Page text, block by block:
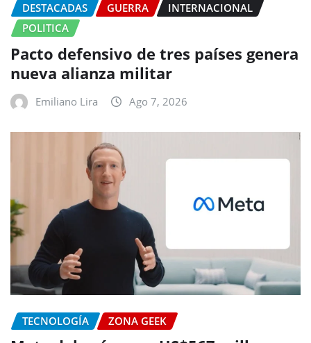
DESTACADAS GUERRA
INTERNACIONAL
POLITICA
Pacto defensivo de tres países genera
nueva alianza militar
Emiliano Lira Ago 7, 2026
TECNOLOGÍA ZONA GEEK